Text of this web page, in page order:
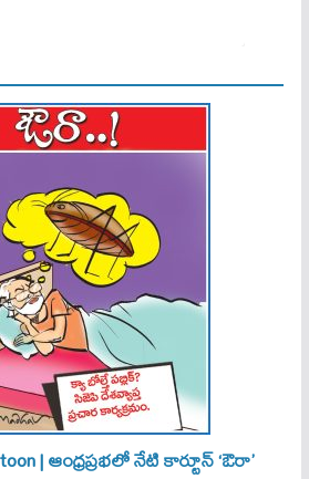
| ఆంధ్రప్రభలో నేటి కార్టూన్ ‘ఔరా’